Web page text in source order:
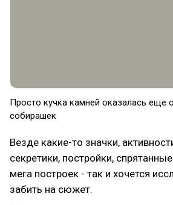
Просто кучка камней оказалась еще
собирашек
Везде какие-то значки,
секретики, постройки,
мега построек - так и хочется
забить на сюжет.